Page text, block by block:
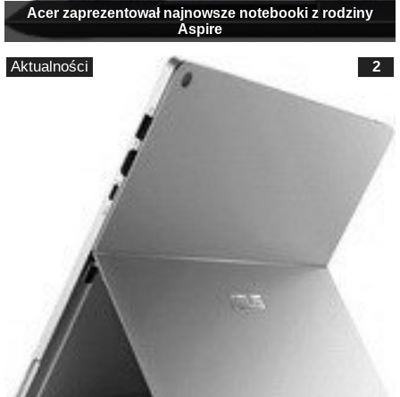
Acer zaprezentował najnowsze notebooki z rodziny
Aspire
2
Aktualności